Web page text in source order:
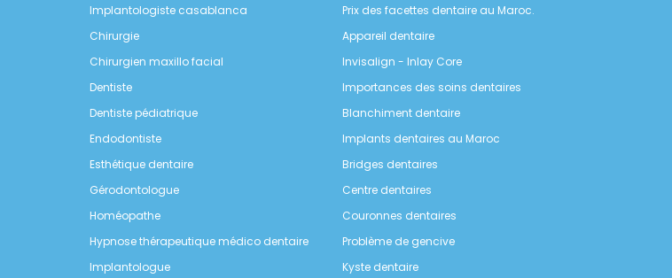
Implantologiste casablanca
Chirurgie
Chirurgien maxillo facial
Dentiste
Dentiste pédiatrique
Endodontiste
Esthétique dentaire
Gérodontologue
Homéopathe
Hypnose thérapeutique médico dentaire
Implantologue
Prix des facettes dentaire au Maroc.
Appareil dentaire
Invisalign - Inlay Core
Importances des soins dentaires
Blanchiment dentaire
Implants dentaires au Maroc
Bridges dentaires
Centre dentaires
Couronnes dentaires
Problème de gencive
Kyste dentaire